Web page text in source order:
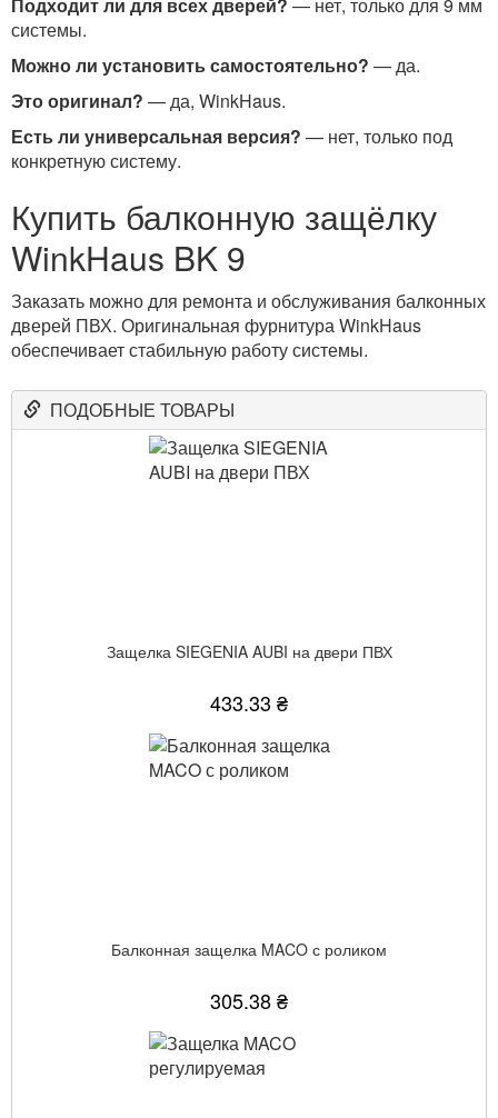
системы.
Можно ли установить самостоятельно? — да.
Это оригинал? — да, WinkHaus.
Есть ли универсальная версия? — нет, только под
конкретную систему.
Купить балконную защёлку
WinkHaus BK 9
Заказать можно для ремонта и обслуживания балконных
дверей ПВХ. Оригинальная фурнитура WinkHaus
обеспечивает стабильную работу системы.
ПОДОБНЫЕ ТОВАРЫ
Защелка SIEGENIA AUBI на двери ПВХ
433.33 ₴
Балконная защелка MACO с роликом
305.38 ₴